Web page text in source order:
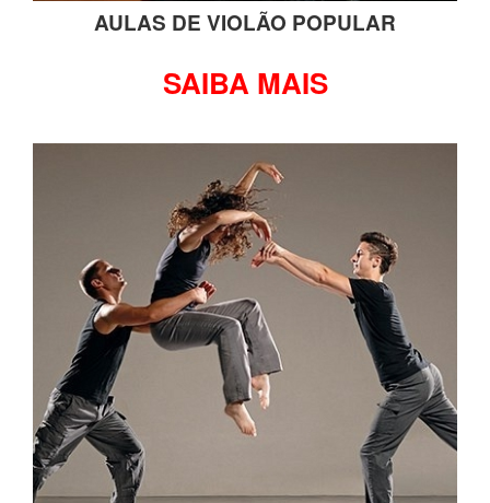
AULAS DE VIOLÃO POPULAR
SAIBA MAIS